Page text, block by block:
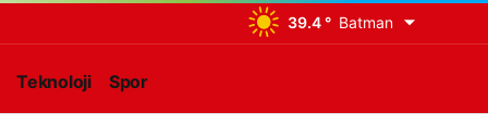
39.4 ° Batman
Teknoloji Spor